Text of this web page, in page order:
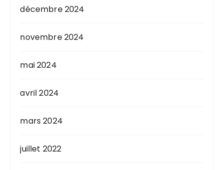
décembre 2024
novembre 2024
mai 2024
avril 2024
mars 2024
juillet 2022